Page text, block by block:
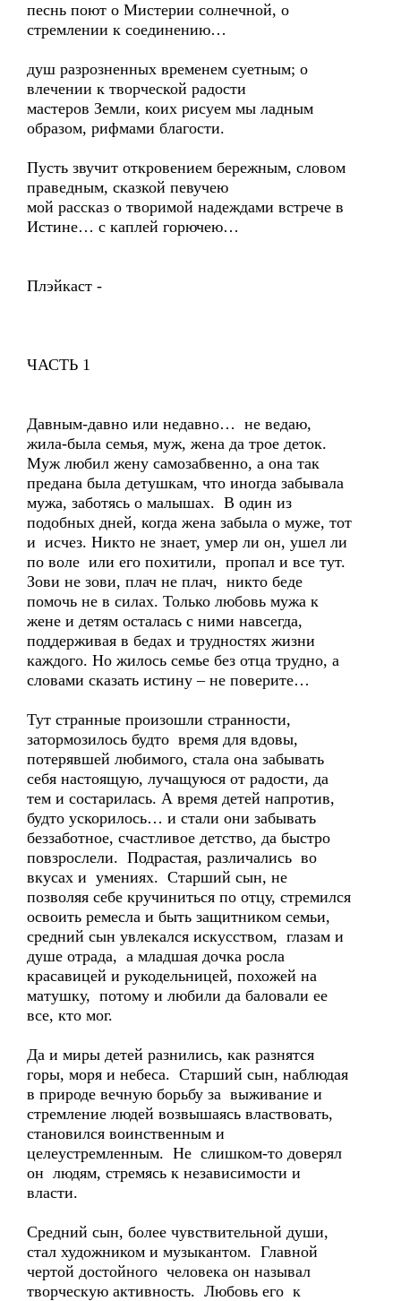
песнь поют о Мистерии солнечной, о
стремлении к соединению…
душ разрозненных временем суетным; о
влечении к творческой радости
мастеров Земли, коих рисуем мы ладным
образом, рифмами благости.
Пусть звучит откровением бережным, словом
праведным, сказкой певучею
мой рассказ о творимой надеждами встрече в
Истине… с каплей горючею…
Плэйкаст -
ЧАСТЬ 1
Давным-давно или недавно… не ведаю,
жила-была семья, муж, жена да трое деток.
Муж любил жену самозабвенно, а она так
предана была детушкам, что иногда забывала
мужа, заботясь о малышах. В один из
подобных дней, когда жена забыла о муже, тот
и исчез. Никто не знает, умер ли он, ушел ли
по воле или его похитили, пропал и все тут.
Зови не зови, плач не плач, никто беде
помочь не в силах. Только любовь мужа к
жене и детям осталась с ними навсегда,
поддерживая в бедах и трудностях жизни
каждого. Но жилось семье без отца трудно, а
словами сказать истину – не поверите…
Тут странные произошли странности,
затормозилось будто время для вдовы,
потерявшей любимого, стала она забывать
себя настоящую, лучащуюся от радости, да
тем и состарилась. А время детей напротив,
будто ускорилось… и стали они забывать
беззаботное, счастливое детство, да быстро
повзрослели. Подрастая, различались во
вкусах и умениях. Старший сын, не
позволяя себе кручиниться по отцу, стремился
освоить ремесла и быть защитником семьи,
средний сын увлекался искусством, глазам и
душе отрада, а младшая дочка росла
красавицей и рукодельницей, похожей на
матушку, потому и любили да баловали ее
все, кто мог.
Да и миры детей разнились, как разнятся
горы, моря и небеса. Старший сын, наблюдая
в природе вечную борьбу за выживание и
стремление людей возвышаясь властвовать,
становился воинственным и
целеустремленным. Не слишком-то доверял
он людям, стремясь к независимости и
власти.
Средний сын, более чувствительной души,
стал художником и музыкантом. Главной
чертой достойного человека он называл
творческую активность. Любовь его к